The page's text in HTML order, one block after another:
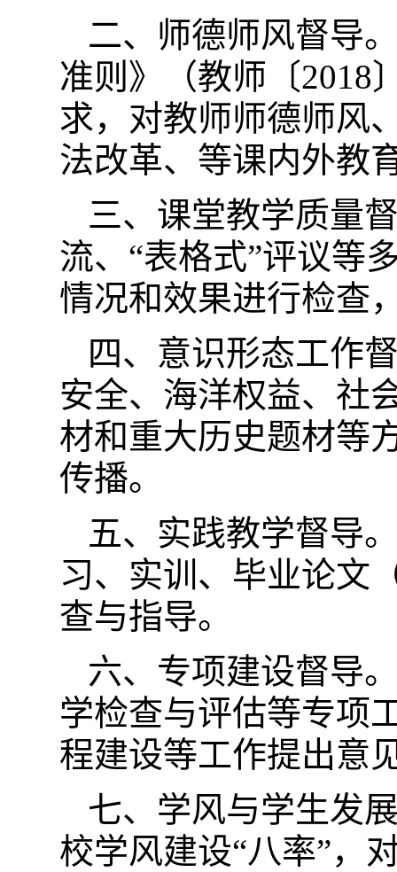
二、师德师风督导
准则》（教师〔2018
求，对教师师德师风
法改革、等课内外教
三、课堂教学质量
流、“表格式”评议等
情况和效果进行检查
四、意识形态工作
安全、海洋权益、社
材和重大历史题材等
传播。
五、实践教学督导
习、实训、毕业论文
查与指导。
六、专项建设督导
学检查与评估等专项
程建设等工作提出意
七、学风与学生发
校学风建设“八率”，